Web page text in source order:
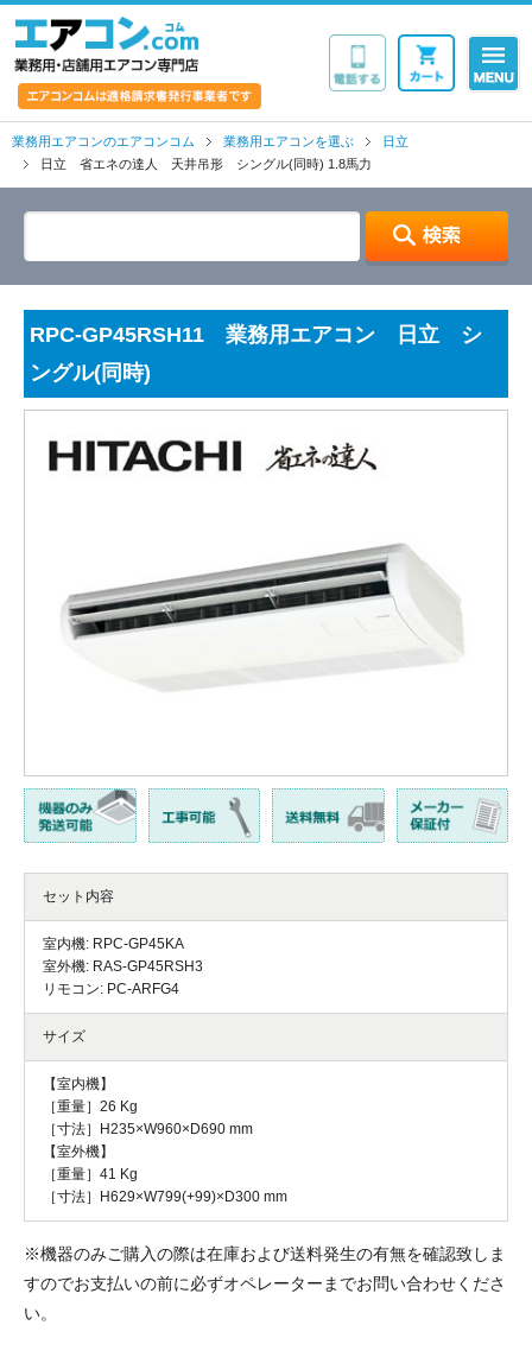
業務用エアコンのエアコンコム 業務用エアコンを選ぶ
日立
日立 省エネの達人 天井吊形 シングル(同時) 1.8馬力
RPC-GP45RSH11 業務用エアコン 日立 シ
ングル(同時)
セット内容
室内機: RPC-GP45KA
室外機: RAS-GP45RSH3
リモコン: PC-ARFG4
サイズ
【室内機】
［重量］26 Kg
［寸法］H235×W960×D690 mm
【室外機】
［重量］41 Kg
［寸法］H629×W799(+99)×D300 mm
※機器のみご購入の際は在庫および送料発生の有無を確認致しま
すのでお支払いの前に必ずオペレーターまでお問い合わせくださ
い。